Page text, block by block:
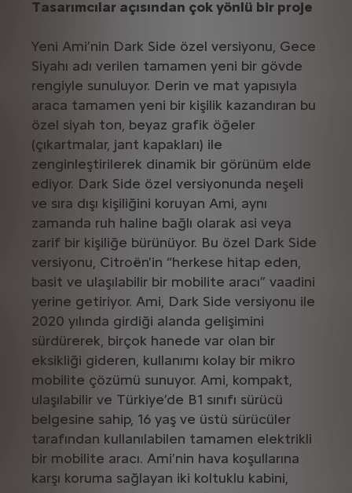
Tasarımcılar açısından çok yönlü bir proje
Yeni Ami’nin Dark Side özel versiyonu, Gece
Siyahı adı verilen tamamen yeni bir gövde
rengiyle sunuluyor. Derin ve mat yapısıyla
araca tamamen yeni bir kişilik kazandıran bu
özel siyah ton, beyaz grafik öğeler
(çıkartmalar, jant kapakları) ile
zenginleştirilerek dinamik bir görünüm elde
ediyor. Dark Side özel versiyonunda neşeli
ve sıra dışı kişiliğini koruyan Ami, aynı
zamanda ruh haline bağlı olarak asi veya
zarif bir kişiliğe bürünüyor. Bu özel Dark Side
versiyonu, Citroën'in “herkese hitap eden,
basit ve ulaşılabilir bir mobilite aracı” vaadini
yerine getiriyor. Ami, Dark Side versiyonu ile
2020 yılında girdiği alanda gelişimini
sürdürerek, birçok hanede var olan bir
eksikliği gideren, kullanımı kolay bir mikro
mobilite çözümü sunuyor. Ami, kompakt,
ulaşılabilir ve Türkiye’de B1 sınıfı sürücü
belgesine sahip, 16 yaş ve üstü sürücüler
tarafından kullanılabilen tamamen elektrikli
bir mobilite aracı. Ami’nin hava koşullarına
karşı koruma sağlayan iki koltuklu kabini,